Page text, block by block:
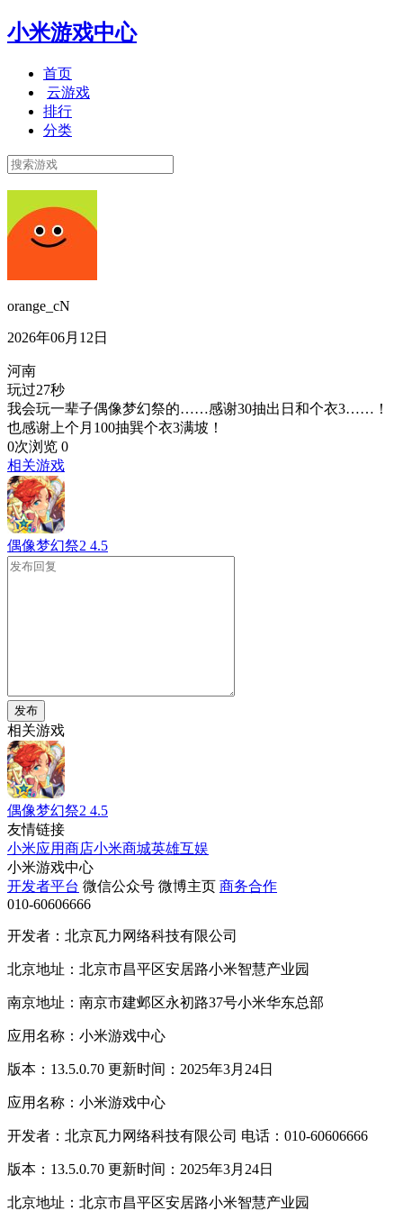
小米游戏中心
首页
云游戏
排行
分类
orange_cN
2026年06月12日
河南
玩过27秒
我会玩一辈子偶像梦幻祭的……感谢30抽出日和个衣3……！
也感谢上个月100抽巽个衣3满坡！
0次浏览 0
相关游戏
偶像梦幻祭2 4.5
发布
相关游戏
偶像梦幻祭2 4.5
友情链接
小米应用商店小米商城英雄互娱
小米游戏中心
开发者平台 微信公众号 微博主页 商务合作
010-60606666
开发者：北京瓦力网络科技有限公司
北京地址：北京市昌平区安居路小米智慧产业园
南京地址：南京市建邺区永初路37号小米华东总部
应用名称：小米游戏中心
版本：13.5.0.70 更新时间：2025年3月24日
应用名称：小米游戏中心
开发者：北京瓦力网络科技有限公司 电话：010-60606666
版本：13.5.0.70 更新时间：2025年3月24日
北京地址：北京市昌平区安居路小米智慧产业园